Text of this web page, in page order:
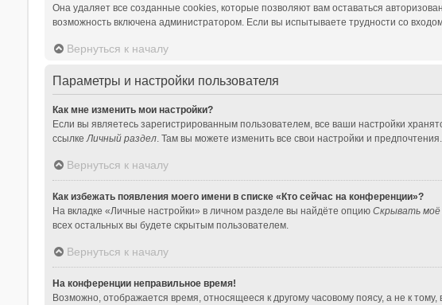
Она удаляет все созданные cookies, которые позволяют вам оставаться
возможность включена администратором. Если вы испытываете трудности со
Вернуться к началу
Параметры и настройки пользователя
Как мне изменить мои настройки?
Если вы являетесь зарегистрированным пользователем, все ваши настройки
ссылке Личный раздел. Там вы можете изменить все свои настройки и предпочтения.
Вернуться к началу
Как избежать появления моего имени в списке «Кто сейчас на конференции»?
На вкладке «Личные настройки» в личном разделе вы найдёте опцию Скрывать моё
всех остальных вы будете скрытым пользователем.
Вернуться к началу
На конференции неправильное время!
Возможно, отображается время, относящееся к другому часовому поясу, а не к